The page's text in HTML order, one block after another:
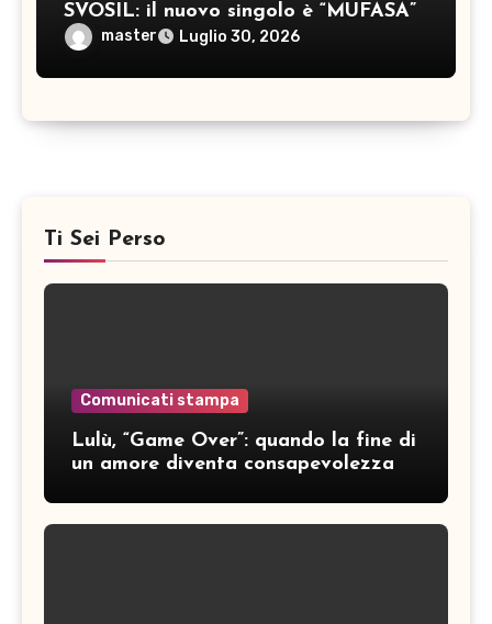
SVOSIL: il nuovo singolo è “MUFASA”
master Luglio 30, 2026
Ti Sei Perso
Comunicati stampa
Lulù, “Game Over”: quando la fine di
un amore diventa consapevolezza